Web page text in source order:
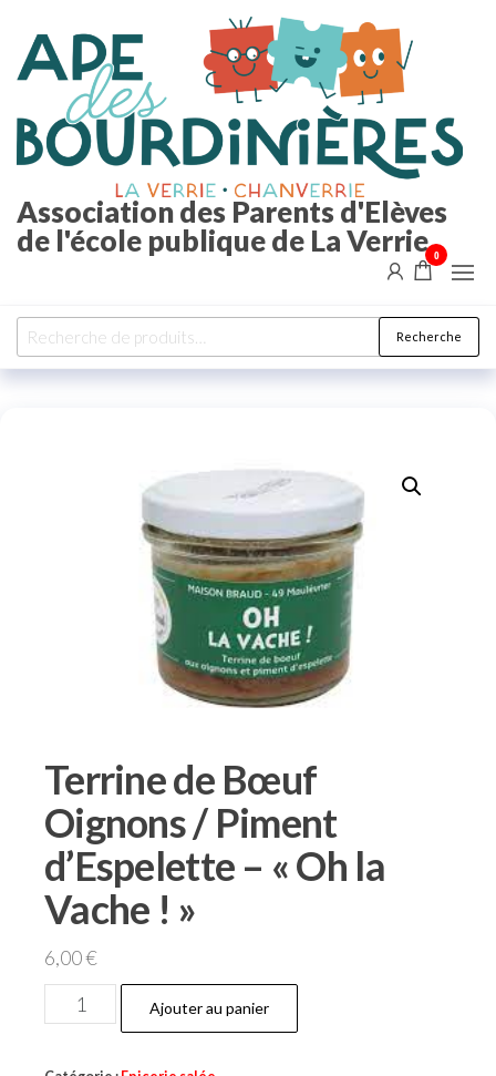
contenu
Association des Parents d'Elèves
de l'école publique de La Verrie 0
Recherche
pour :
Recherche
Terrine de Bœuf
Oignons / Piment
d’Espelette – « Oh la
Vache ! »
6,00€
quantité
de
Ajouter au panier